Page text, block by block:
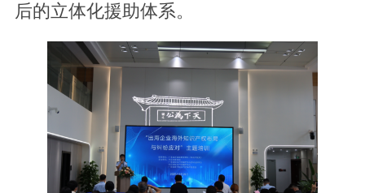
后的立体化援助体系。